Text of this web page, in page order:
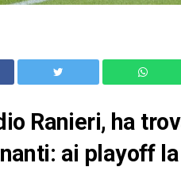
Ranieri, ha
ai playoff